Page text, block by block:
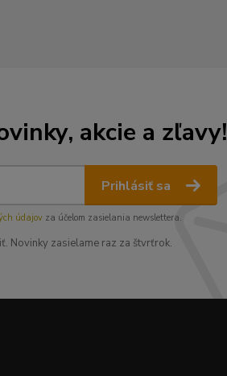
akcie a zľavy!
Prihlásiť sa
údajovza účelom zasielania newslettera.
Novinky zasielame raz za štvrťrok.